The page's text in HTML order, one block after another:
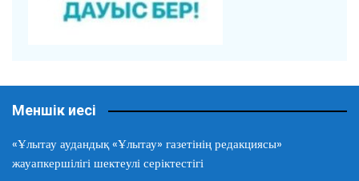
Меншік иесі
«Ұлытау аудандық «Ұлытау» газетінің редакциясы»
жауапкершілігі шектеулі серіктестігі